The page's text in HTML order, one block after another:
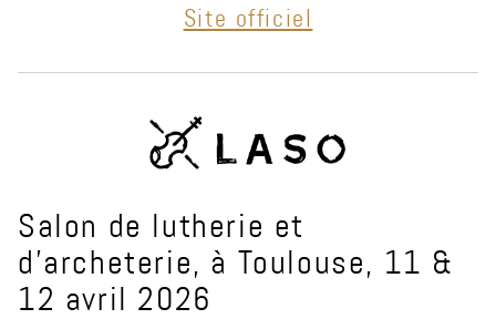
Site officiel
Salon de lutherie et
d'archeterie, à Toulouse, 11 &
12 avril 2026